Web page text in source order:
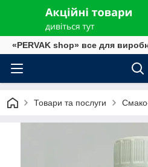
«PERVAK shop» все для
Товари та послуги